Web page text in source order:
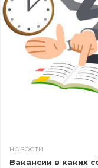
НОВОСТИ
Вакансии в каких